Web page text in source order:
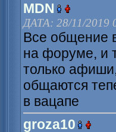
MDN
ДАТА: 28/11/2019
Все общение
на форуме, и
только
общаются
в вацапе
groza10